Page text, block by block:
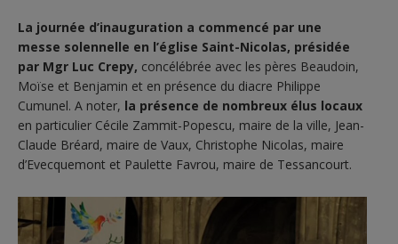
La journée d’inauguration a commencé par une
messe solennelle en l’église Saint-Nicolas, présidée
par Mgr Luc Crepy, concélébrée avec les pères Beaudoin,
Moïse et Benjamin et en présence du diacre Philippe
Cumunel. A noter, la présence de nombreux élus locaux
en particulier Cécile Zammit-Popescu, maire de la ville, Jean-
Claude Bréard, maire de Vaux, Christophe Nicolas, maire
d’Evecquemont et Paulette Favrou, maire de Tessancourt.